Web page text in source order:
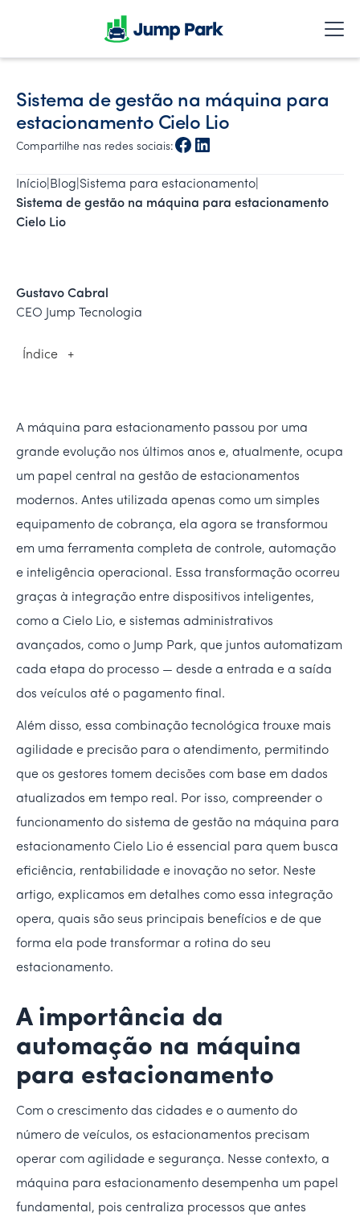
Sistema de gestão na máquina para
estacionamento Cielo Lio
Compartilhe nas redes sociais:
Início Blog Sistema para estacionamento
Sistema de gestão na máquina para estacionamento
Cielo Lio
Gustavo Cabral
CEO Jump Tecnologia
Índice +
A máquina para estacionamento passou por uma
grande evolução nos últimos anos e, atualmente, ocupa
um papel central na gestão de estacionamentos
modernos. Antes utilizada apenas como um simples
equipamento de cobrança, ela agora se transformou
em uma ferramenta completa de controle, automação
e inteligência operacional. Essa transformação ocorreu
graças à integração entre dispositivos inteligentes,
como a Cielo Lio, e sistemas administrativos
avançados, como o Jump Park, que juntos automatizam
cada etapa do processo — desde a entrada e a saída
dos veículos até o pagamento final.
Além disso, essa combinação tecnológica trouxe mais
agilidade e precisão para o atendimento, permitindo
que os gestores tomem decisões com base em dados
atualizados em tempo real. Por isso, compreender o
funcionamento do sistema de gestão na máquina para
estacionamento Cielo Lio é essencial para quem busca
eficiência, rentabilidade e inovação no setor. Neste
artigo, explicamos em detalhes como essa integração
opera, quais são seus principais benefícios e de que
forma ela pode transformar a rotina do seu
estacionamento.
A importância da
automação na máquina
para estacionamento
Com o crescimento das cidades e o aumento do
número de veículos, os estacionamentos precisam
operar com agilidade e segurança. Nesse contexto, a
máquina para estacionamento desempenha um papel
fundamental, pois centraliza processos que antes